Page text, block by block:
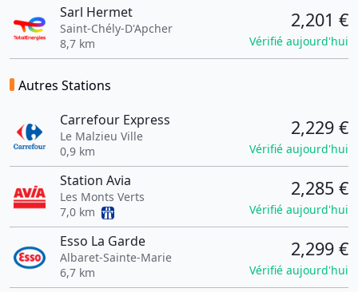
Sarl Hermet
Saint-Chély-D'Apcher
8,7 km
2,201 €
Vérifié aujourd'hui
Autres Stations
Carrefour Express
Le Malzieu Ville
0,9 km
2,229 €
Vérifié aujourd'hui
Station Avia
Les Monts Verts
7,0 km
2,285 €
Vérifié aujourd'hui
Esso La Garde
Albaret-Sainte-Marie
6,7 km
2,299 €
Vérifié aujourd'hui